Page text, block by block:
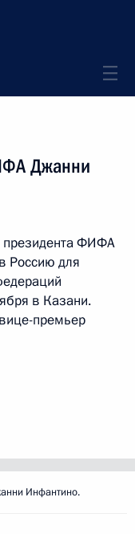
Джанни
президента ФИФА
Россию для
в Казани.
премьер
Инфантино.